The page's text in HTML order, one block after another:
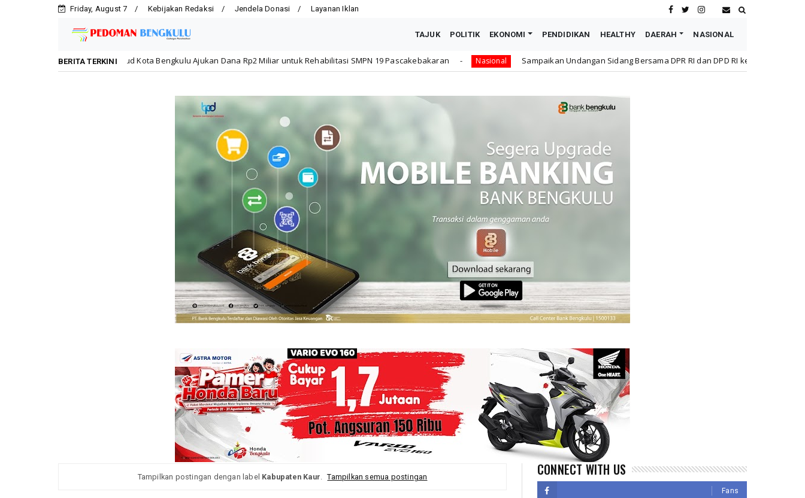
Friday, August 7 Kebijakan Redaksi Jendela Donasi Layanan Iklan
TAJUK POLITIK EKONOMI PENDIDIKAN HEALTHY DAERAH NASIONAL
BERITA TERKINI
Dikbud Kota Bengkulu Ajukan Dana Rp2 Miliar untuk Rehabilitasi SMPN 19 Pascakebakaran Nasional Sampaikan Undangan Sidang Bersama DPR RI dan DPD RI kepada Wapres Boediono, Sultan: Beliau
Tampilkan postingan dengan label Kabupaten Kaur. Tampilkan semua postingan CONNECT WITH US
Fans